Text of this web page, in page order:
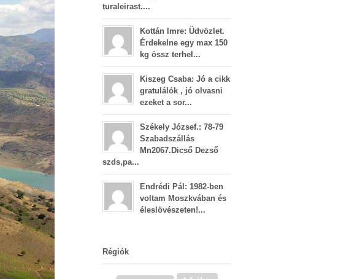
turaleirast....
Kottán Imre: Üdvözlet.
Érdekelne egy max 150
kg össz terhel...
Kiszeg Csaba: Jó a cikk
gratulálók , jó olvasni
ezeket a sor...
Székely József.: 78-79
Szabadszállás
Mn2067.Dicső Dezső
szds,pa...
Endrédi Pál: 1982-ben
voltam Moszkvában és
éleslövészeten!...
Régiók